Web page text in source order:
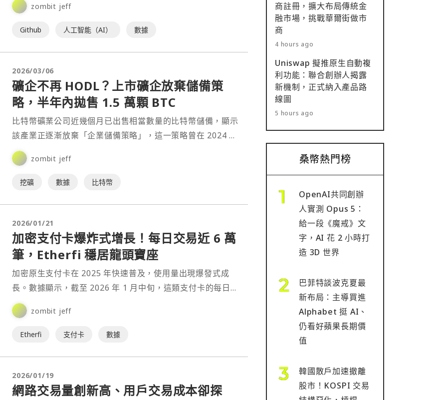
zombit jeff
Github 人工智能（AI） 數據
2026/03/06
礦企不再 HODL？上市礦企放棄儲備策
略，半年內拋售 1.5 萬顆 BTC
比特幣礦業公司近幾個月已出售相當數量的比特幣儲備，顯示
該產業正逐漸放棄「企業儲備策略」，這一策略曾在 2024 至
2025 年市場上行週期中主導整個礦業。⋯
zombit jeff
挖礦 數據 比特幣
2026/01/21
加密支付卡爆炸式增長！每日交易近 6 萬
筆，Etherfi 穩居龍頭寶座
加密原生支付卡在 2025 年快速普及，使用量出現爆發式成
長。數據顯示，截至 2026 年 1 月中旬，這類支付卡的每日交
易筆數已接近 6 萬筆，相較 2024 年⋯
zombit jeff
Etherfi 支付卡 數據
2026/01/19
網路交易量創新高、用戶交易成本卻探
商註冊，擴大布局傳統金
融市場，挑戰華爾街做市
商
4 hours ago
Uniswap 擬推原生自動複
利功能：聯合創辦人揭露
新機制，正式納入產品路
線圖
5 hours ago
桑幣熱門榜
OpenAI共同創辦
人實測 Opus 5：
給一段《魔戒》文
字，AI 花 2 小時打
造 3D 世界
巴菲特談波克夏最
新布局：主導買進
Alphabet 挺 AI、
仍看好蘋果長期價
值
韓國散戶加速撤離
股市！KOSPI 交易